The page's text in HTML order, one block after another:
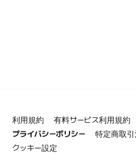
利用規約 有料サービス利用規約
プライバシーポリシー
特定商取
クッキー設定